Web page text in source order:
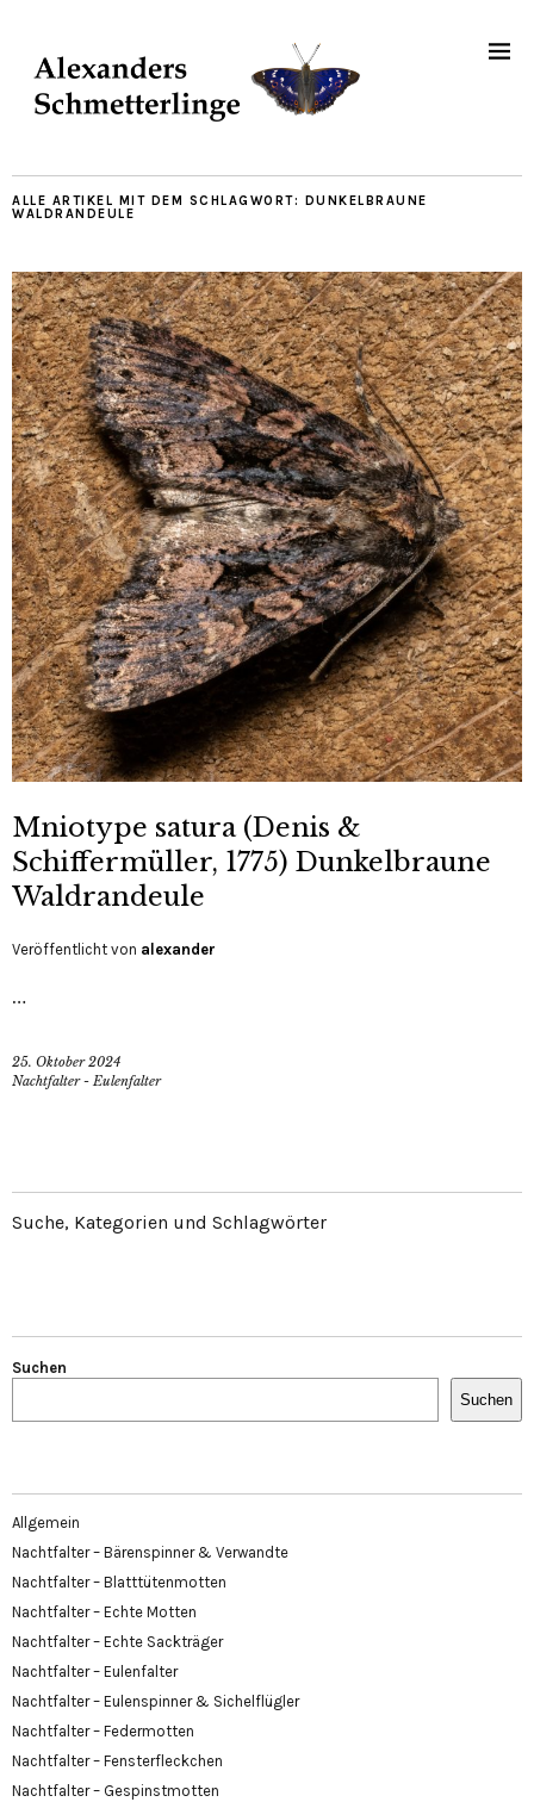
ALLE ARTIKEL MIT DEM SCHLAGWORT:
DUNKELBRAUNE
WALDRANDEULE
Mniotype satura (Denis &
Schiffermüller, 1775) Dunkelbraune
Waldrandeule
Veröffentlicht von alexander
…
25. Oktober 2024
Nachtfalter - Eulenfalter
Suche, Kategorien und Schlagwörter
Suchen
Suchen
Allgemein
Nachtfalter – Bärenspinner & Verwandte
Nachtfalter – Blatttütenmotten
Nachtfalter – Echte Motten
Nachtfalter – Echte Sackträger
Nachtfalter – Eulenfalter
Nachtfalter – Eulenspinner & Sichelflügler
Nachtfalter – Federmotten
Nachtfalter – Fensterfleckchen
Nachtfalter – Gespinstmotten